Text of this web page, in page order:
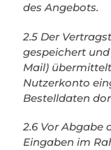
des Angebots.
2.5 Der
gespeichert und
Mail)
Nutzerkonto
Bestelldaten
2.6 Vor Abgabe
Eingaben im